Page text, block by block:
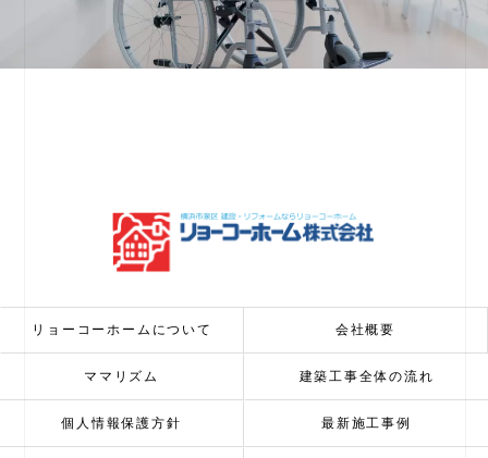
リョーコーホームについて 会社概要
ママリズム 建築工事全体の流れ
個人情報保護方針 最新施工事例